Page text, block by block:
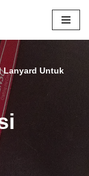
Lanyard Untuk